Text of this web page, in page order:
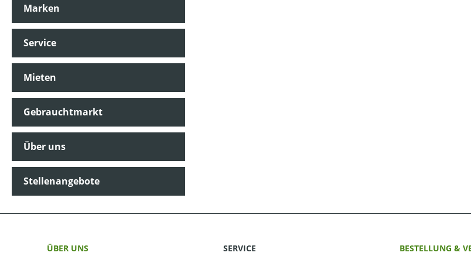
Marken
Service
Mieten
Gebrauchtmarkt
Über uns
Stellenangebote
ÜBER UNS
SERVICE
BESTELLUNG &